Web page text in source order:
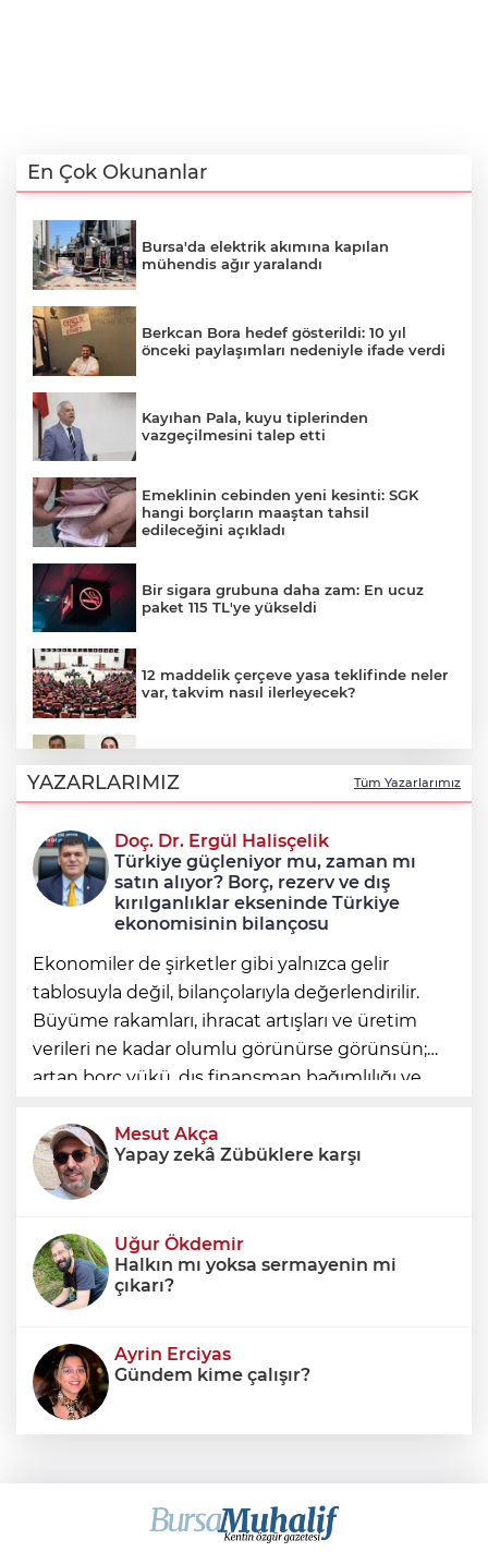
En Çok Okunanlar
Bursa'da elektrik akımına kapılan
mühendis ağır yaralandı
Berkcan Bora hedef gösterildi: 10 yıl
önceki paylaşımları nedeniyle ifade verdi
Kayıhan Pala, kuyu tiplerinden
vazgeçilmesini talep etti
Emeklinin cebinden yeni kesinti: SGK
hangi borçların maaştan tahsil
edileceğini açıkladı
Bir sigara grubuna daha zam: En ucuz
paket 115 TL'ye yükseldi
12 maddelik çerçeve yasa teklifinde neler
var, takvim nasıl ilerleyecek?
tahliye olacak mı?
12 maddelik 'çerçeve yasa' teklifinin tam
metni
YAZARLARIMIZ Tüm Yazarlarımız
Doç. Dr. Ergül Halisçelik
Türkiye güçleniyor mu, zaman mı
satın alıyor? Borç, rezerv ve dış
kırılganlıklar ekseninde Türkiye
ekonomisinin bilançosu
Ekonomiler de şirketler gibi yalnızca gelir
tablosuyla değil, bilançolarıyla değerlendirilir.
Büyüme rakamları, ihracat artışları ve üretim
verileri ne kadar olumlu görünürse görünsün;
artan borç yükü, dış finansman bağımlılığı ve
alınmadığında ortaya eksik
Mesut Akça
Yapay zekâ Zübüklere karşı
Uğur Ökdemir
Halkın mı yoksa sermayenin mi
çıkarı?
Ayrin Erciyas
Gündem kime çalışır?
Savaşların gölgesinde engellilik,
doğa ve kaybedilen gelecek